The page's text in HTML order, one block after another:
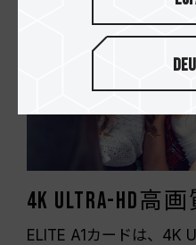
4K Ultra-HD高
ELITE A1カードは、4K